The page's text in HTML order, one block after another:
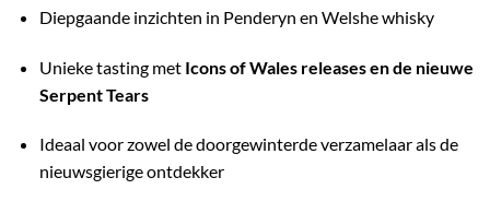
Diepgaande inzichten in Penderyn en Welshe whisky
Unieke tasting met Icons of Wales releases en de nieuwe
Serpent Tears
Ideaal voor zowel de doorgewinterde verzamelaar als de
nieuwsgierige ontdekker